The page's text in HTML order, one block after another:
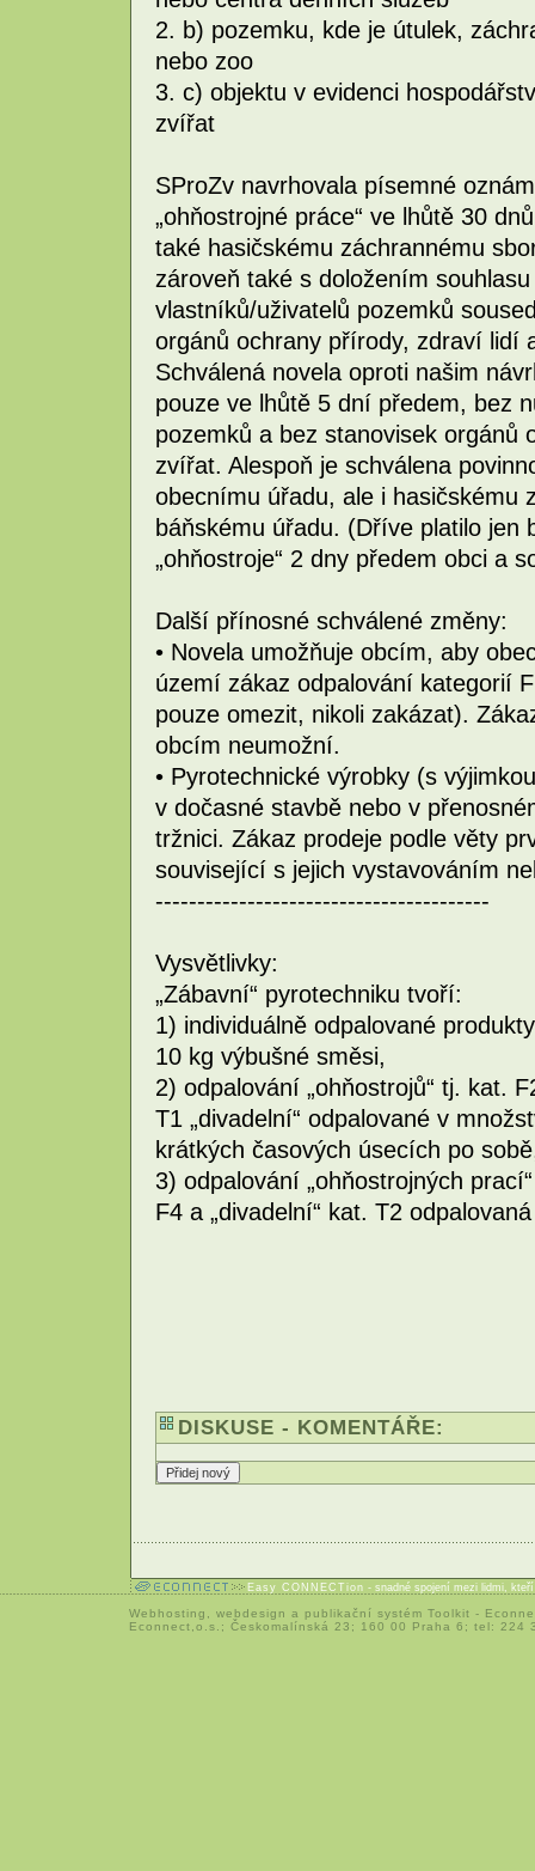
2. b) pozemku, kde je útulek,
nebo zoo
3. c) objektu v evidenci
zvířat
SProZv navrhovala písemné
„ohňostrojné práce“ ve lhůtě 30
také hasičskému záchrannému
zároveň také s doložením
vlastníků/uživatelů pozemků
orgánů ochrany přírody, zdraví lidí
Schválená novela oproti našim
pouze ve lhůtě 5 dní předem, bez
pozemků a bez stanovisek
zvířat. Alespoň je schválena
obecnímu úřadu, ale i hasičskému
báňskému úřadu. (Dříve platilo jen
„ohňostroje“ 2 dny předem obci a
Další přínosné schválené změny:
• Novela umožňuje obcím, aby
území zákaz odpalování kategorií
pouze omezit, nikoli zakázat).
obcím neumožní.
• Pyrotechnické výrobky (s
v dočasné stavbě nebo v
tržnici. Zákaz prodeje podle věty
související s jejich vystavováním
----------------------------------------
Vysvětlivky:
„Zábavní“ pyrotechniku tvoří:
1) individuálně odpalované
10 kg výbušné směsi,
2) odpalování „ohňostrojů“ tj. kat.
T1 „divadelní“ odpalované v
krátkých časových úsecích po
3) odpalování „ohňostrojných
F4 a „divadelní“ kat. T2
DISKUSE - KOMENTÁŘE:
Easy CONNECTion - snadné spojení mezi lidmi,
Webhosting webdesign a publikační systém Toolkit -
Econnect,o.s.; Českomalínská 23; 160 00 Praha 6; tel: 224